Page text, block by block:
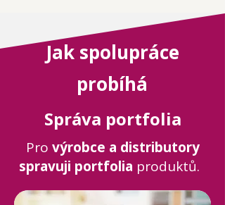
Jak spolupráce
probíhá
Správa portfolia
Pro výrobce a distributory
spravuji portfolia produktů.